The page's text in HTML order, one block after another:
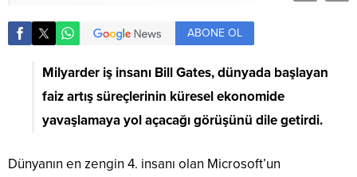
ABONE OL
Milyarder iş insanı Bill Gates, dünyada başlayan
faiz artış süreçlerinin küresel ekonomide
yavaşlamaya yol açacağı görüşünü dile getirdi.
Dünyanın en zengin 4. insanı olan Microsoft’un